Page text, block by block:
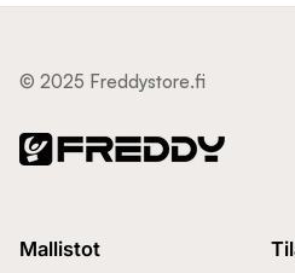
© 2025 Freddystore.fi
Mallistot